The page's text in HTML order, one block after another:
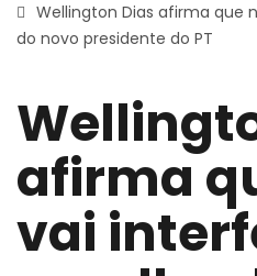
Wellington Dias afirma que
do novo presidente do PT
afirma
vai